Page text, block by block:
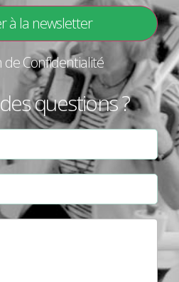
Confidentialité
questions ?